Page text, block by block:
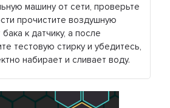
машину от сети, проверьте
прочистите воздушную
к датчику, а после
тестовую стирку и убедитесь,
набирает и сливает воду.